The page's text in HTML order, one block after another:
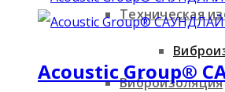
Техническая
Виброизоляция
Acoustic Group®